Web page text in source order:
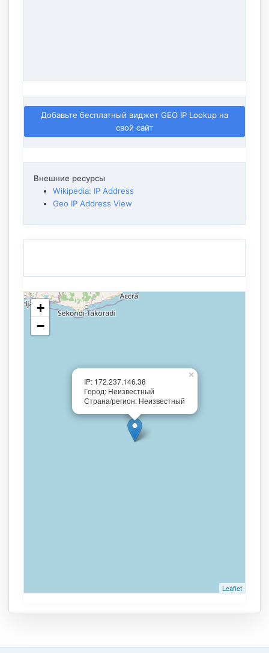
Добавьте бесплатный виджет GEO IP Lookup на
свой сайт
Внешние ресурсы
Wikipedia: IP Address
Geo IP Address View
IP: 172.237.146.38
Город: Неизвестный
Страна/регион: Неизвестный
×
+
−
Leaflet